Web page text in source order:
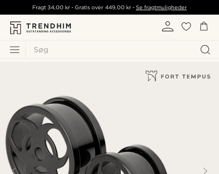
Søg
Fragt34,00 kr - Gratis over 449,00 kr- Se fragtmuligheder